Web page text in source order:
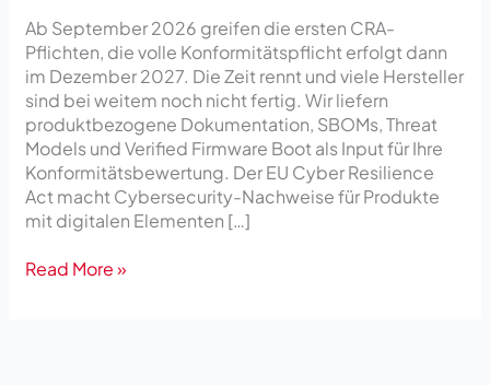
Ab September 2026 greifen die ersten CRA-
Pflichten, die volle Konformitätspflicht erfolgt dann
im Dezember 2027. Die Zeit rennt und viele Hersteller
sind bei weitem noch nicht fertig. Wir liefern
produktbezogene Dokumentation, SBOMs, Threat
Models und Verified Firmware Boot als Input für Ihre
Konformitätsbewertung. Der EU Cyber Resilience
Act macht Cybersecurity-Nachweise für Produkte
mit digitalen Elementen […]
Read More »